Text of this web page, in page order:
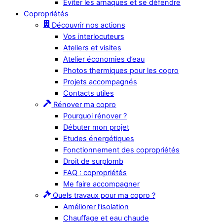
Eviter les arnaques et se défendre
Copropriétés
Découvrir nos actions
Vos interlocuteurs
Ateliers et visites
Atelier économies d’eau
Photos thermiques pour les copro
Projets accompagnés
Contacts utiles
Rénover ma copro
Pourquoi rénover ?
Débuter mon projet
Etudes énergétiques
Fonctionnement des copropriétés
Droit de surplomb
FAQ : copropriétés
Me faire accompagner
Quels travaux pour ma copro ?
Améliorer l’isolation
Chauffage et eau chaude